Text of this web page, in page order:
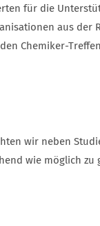
für die
aus der
Chemiker-
wir neben
wie möglich